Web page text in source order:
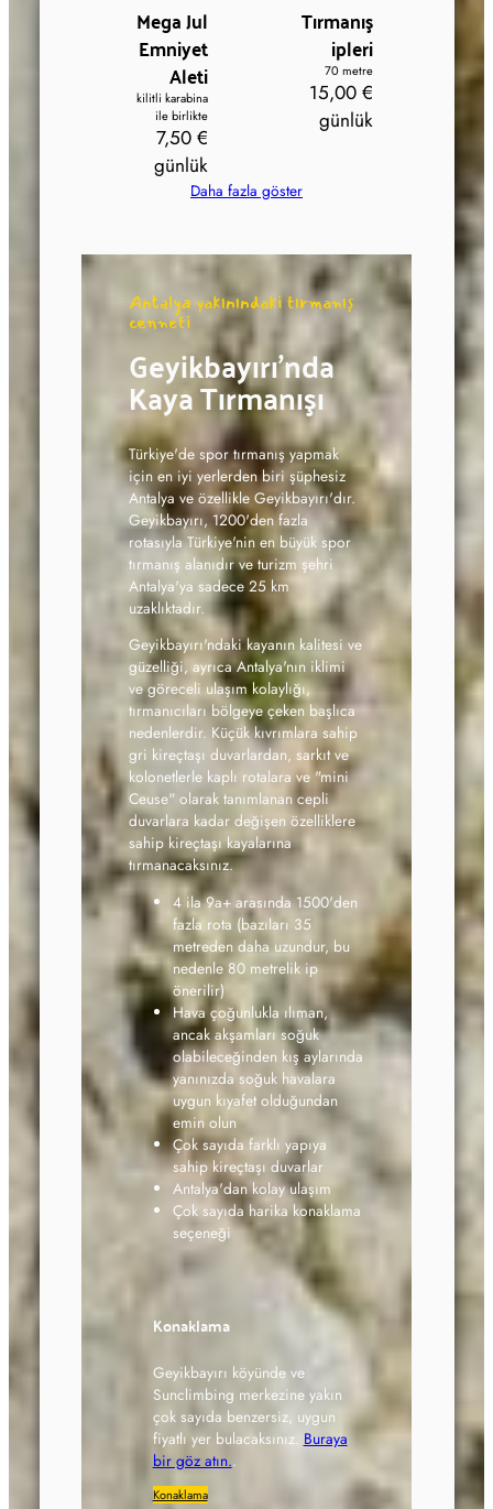
Mega Jul
Emniyet
Aleti
kilitli karabina
ile birlikte
7,50 €
günlük
Tırmanış
ipleri
70 metre
15,00 €
günlük
Daha fazla göster
Antalya yakınındaki tırmanış
cenneti
Geyikbayırı'nda
Kaya Tırmanışı
Türkiye'de spor tırmanış yapmak
için en iyi yerlerden biri şüphesiz
Antalya ve özellikle Geyikbayırı'dır.
Geyikbayırı, 1200'den fazla
rotasıyla Türkiye'nin en büyük spor
tırmanış alanıdır ve turizm şehri
Antalya'ya sadece 25 km
uzaklıktadır.
Geyikbayırı'ndaki kayanın kalitesi ve
güzelliği, ayrıca Antalya'nın iklimi
ve göreceli ulaşım kolaylığı,
tırmanıcıları bölgeye çeken başlıca
nedenlerdir. Küçük kıvrımlara sahip
gri kireçtaşı duvarlardan, sarkıt ve
kolonetlerle kaplı rotalara ve "mini
Ceuse" olarak tanımlanan cepli
duvarlara kadar değişen özelliklere
sahip kireçtaşı kayalarına
tırmanacaksınız.
4 ila 9a+ arasında 1500'den
fazla rota (bazıları 35
metreden daha uzundur, bu
nedenle 80 metrelik ip
önerilir)
Hava çoğunlukla ılıman,
ancak akşamları soğuk
olabileceğinden kış aylarında
yanınızda soğuk havalara
uygun kıyafet olduğundan
emin olun
Çok sayıda farklı yapıya
sahip kireçtaşı duvarlar
Antalya'dan kolay ulaşım
Çok sayıda harika konaklama
seçeneği
Konaklama
Geyikbayırı köyünde ve
Sunclimbing merkezine yakın
çok sayıda benzersiz, uygun
fiyatlı yer bulacaksınız. Buraya
bir göz atın..
Konaklama